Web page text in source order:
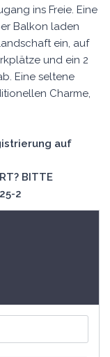
ins Freie. Eine
Balkon laden
ein, auf
und ein 2
Eine seltene
Charme,
auf
BITTE
2